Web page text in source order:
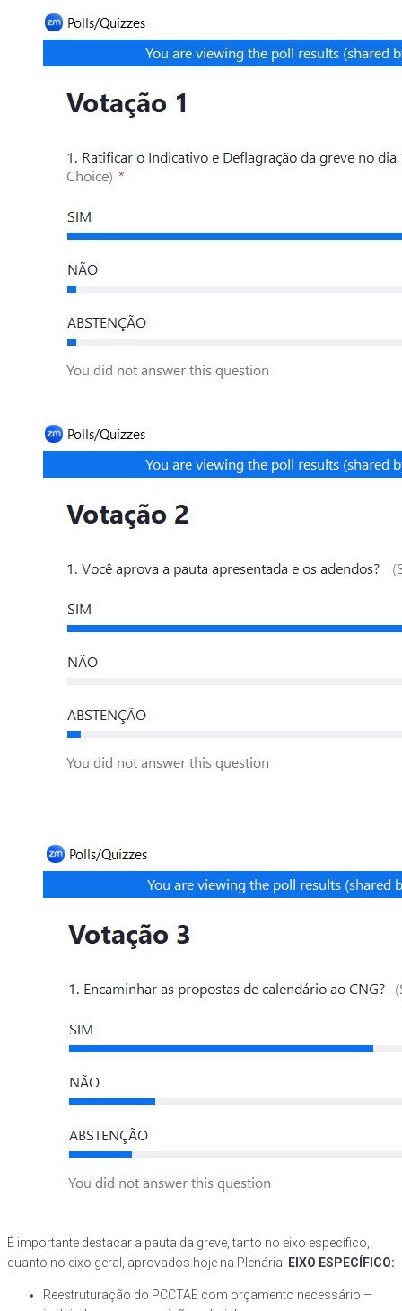
É importante destacar a pauta da greve, tanto no eixo específico,
quanto no eixo geral, aprovados hoje na Plenária: EIXO ESPECÍFICO:
Reestruturação do PCCTAE com orçamento necessário –